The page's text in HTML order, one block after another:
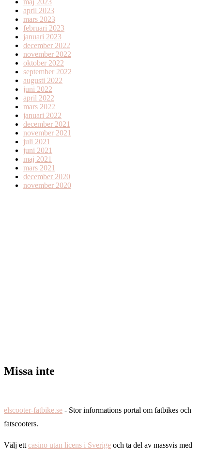
april 2023
mars 2023
februari 2023
januari 2023
december 2022
november 2022
oktober 2022
september 2022
augusti 2022
juni 2022
april 2022
mars 2022
januari 2022
december 2021
november 2021
juli 2021
juni 2021
maj 2021
mars 2021
december 2020
november 2020
Missa inte
elscooter-fatbike.se - Stor informations portal om fatbikes och
fatscooters.
Välj ettcasino utan licens i Sverige och ta del av massvis med